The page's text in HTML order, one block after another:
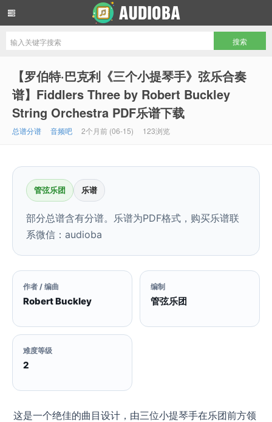
【罗伯特·巴克利《三个小提琴手》弦乐合奏
谱】Fiddlers Three by Robert Buckley
String Orchestra PDF乐谱下载
总谱分谱 音频吧 2个月前 (06-15) 123浏览
管弦乐团 乐谱
部分总谱含有分谱。乐谱为PDF格式，购买乐谱联
系微信：audioba
作者 / 编曲
Robert Buckley
编制
管弦乐团
难度等级
2
这是一个绝佳的曲目设计，由三位小提琴手在乐团前方领